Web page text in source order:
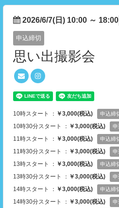
2026/6/7(日) 10:00 ～ 18:00
申込締切
思い出撮影会
10時スタート ： ￥3,000(税込) 申込締
10時30分スタート ： ￥3,000(税込) 申
11時スタート ： ￥3,000(税込) 申込締
11時30分スタート ： ￥3,000(税込) 申
13時スタート ： ￥3,000(税込) 申込締
13時30分スタート ： ￥3,000(税込) 申
14時スタート ： ￥3,000(税込) 申込締
14時30分スタート ： ￥3,000(税込) 申